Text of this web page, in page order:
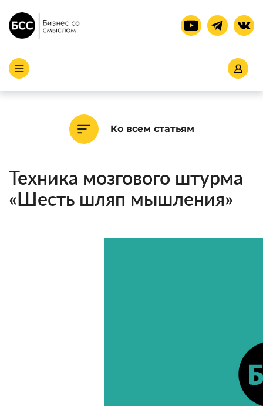
Ко всем статьям
Техника мозгового штурма
«Шесть шляп мышления»